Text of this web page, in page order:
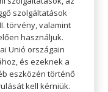
szolgáltatások
törvény, valamint
használjuk.
Unió országain
és ezeknek a
eszközén történő
kell kérniük.